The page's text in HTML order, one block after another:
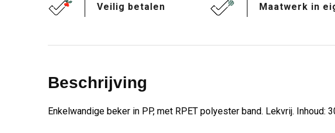
Veilig betalen Maatwerk in
Beschrijving
Enkelwandige beker in PP, met RPET polyester band. Lekvrij.